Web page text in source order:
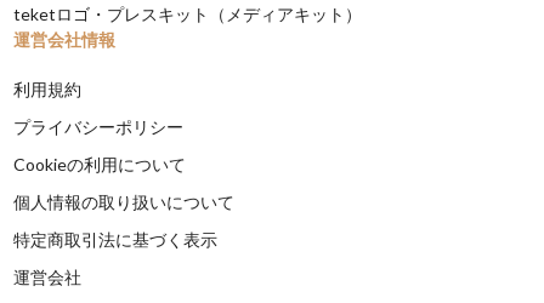
teketロゴ・プレスキット（メディアキット）
運営会社情報
利用規約
プライバシーポリシー
Cookieの利用について
個人情報の取り扱いについて
特定商取引法に基づく表示
運営会社